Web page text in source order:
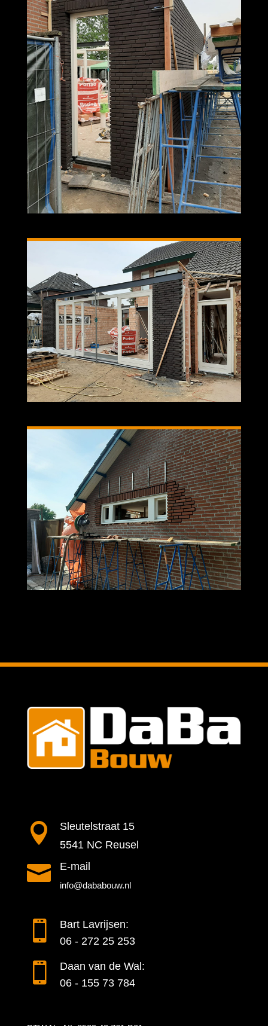

Sleutelstraat 15
5541 NC Reusel
 E-mail
info@dababouw.nl

Bart Lavrijsen:
06 - 272 25 253

Daan van de Wal:
06 - 155 73 784